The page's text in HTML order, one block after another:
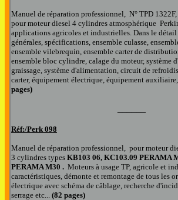
Manuel de réparation professionnel, N° TPD
pour moteur diesel 4 cylindres atmosphérique
applications agricoles et industrielles. Dans le
générales, spécifications, ensemble culasse,
ensemble vilebrequin, ensemble carter de
ensemble bloc cylindre, calage du moteur, système
graissage, système d'alimentation, circuit de
carter, équipement électrique, équipement
pages)
Réf:/Perk 098
Manuel de réparation professionnel, pour moteur
3 cylindres types KB103 06, KC103.09 PERAMA
PERAMA M30 . Moteurs à usage TP, agricole et
caractéristiques, démonte et remontage de tous les
électrique avec schéma de câblage, recherche
serrage etc... (82 pages)